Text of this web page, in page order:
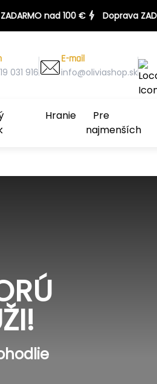
ZADARMO nad 100 €
031 916
E-mail
info@oliviashop.sk
Hranie
Pre
najmenších